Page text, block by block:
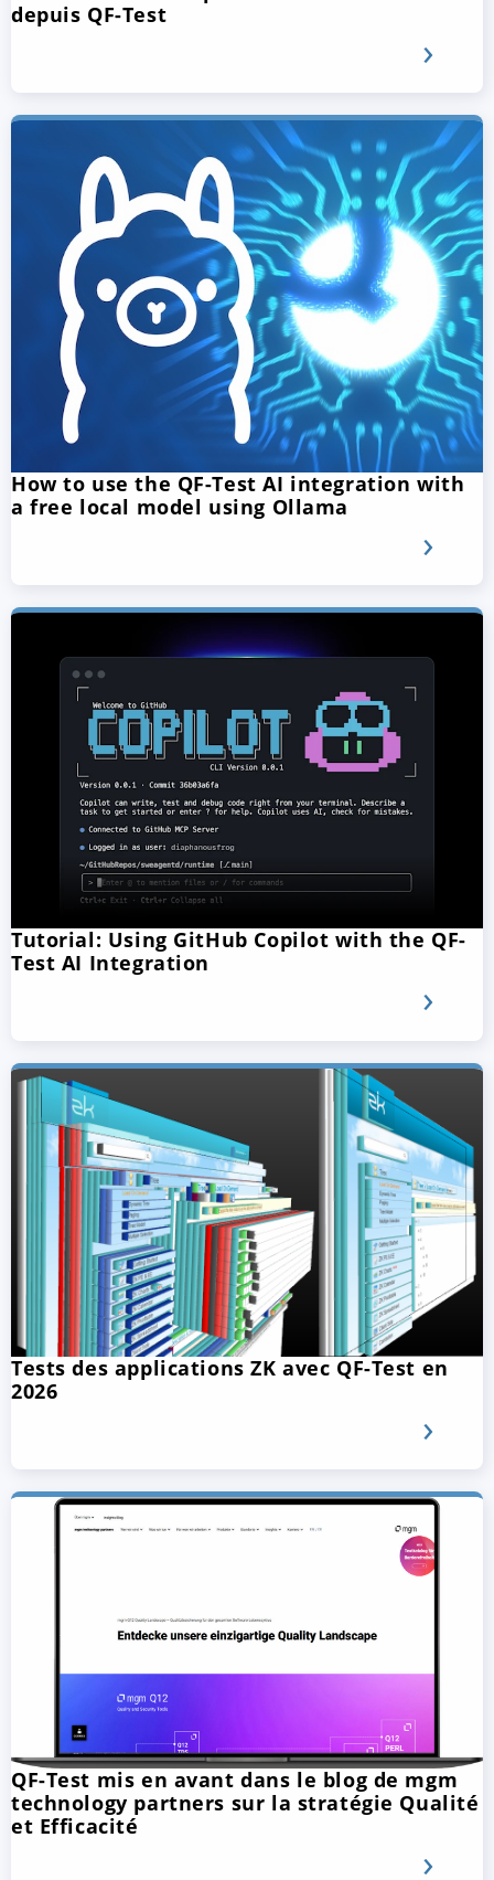
depuis QF-Test
How to use the QF-Test AI integration with
a free local model using Ollama
Tutorial: Using GitHub Copilot with the QF-
Test AI Integration
Tests des applications ZK avec QF-Test en
2026
QF-Test mis en avant dans le blog de mgm
technology partners sur la stratégie Qualité
et Efficacité